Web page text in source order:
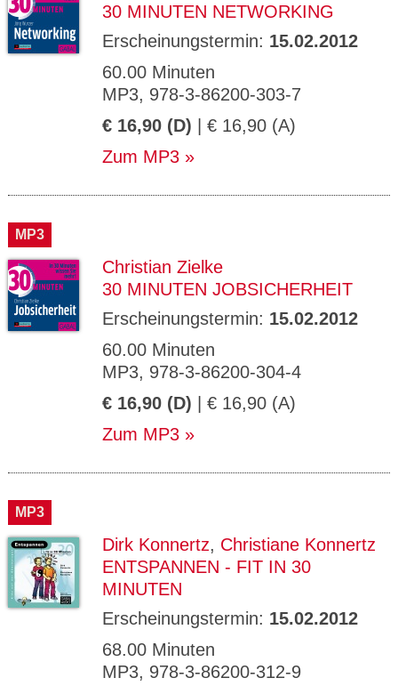
30 MINUTEN NETWORKING
Erscheinungstermin: 15.02.2012
60.00 Minuten
MP3, 978-3-86200-303-7
€ 16,90 (D) | € 16,90 (A)
Zum MP3
MP3
Christian Zielke
30 MINUTEN JOBSICHERHEIT
Erscheinungstermin: 15.02.2012
60.00 Minuten
MP3, 978-3-86200-304-4
€ 16,90 (D) | € 16,90 (A)
Zum MP3
MP3
Dirk Konnertz, Christiane Konnertz
ENTSPANNEN - FIT IN 30
MINUTEN
Erscheinungstermin: 15.02.2012
68.00 Minuten
MP3, 978-3-86200-312-9